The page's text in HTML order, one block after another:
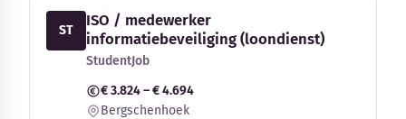
ST
ISO / medewerker
informatiebeveiliging (loondienst)
StudentJob
€ 3.824 – € 4.694
Bergschenhoek